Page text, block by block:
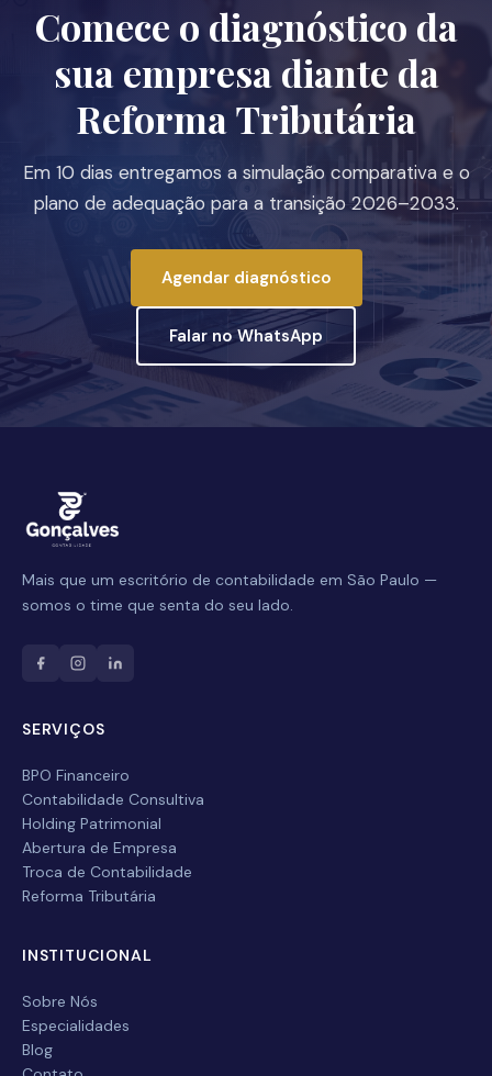
Comece o diagnóstico da
sua empresa diante da
Reforma Tributária
Em 10 dias entregamos a simulação comparativa e o
plano de adequação para a transição 2026–2033.
Agendar diagnóstico
Falar no WhatsApp
Nome Completo
E-mail
Celular / WhatsApp
Empresa
Serviço desejado
Mais que um escritório de contabilidade em São Paulo —
somos o time que senta do seu lado.
SERVIÇOS
BPO Financeiro
Contabilidade Consultiva
Holding Patrimonial
Abertura de Empresa
Troca de Contabilidade
Reforma Tributária
INSTITUCIONAL
Sobre Nós
Especialidades
Blog